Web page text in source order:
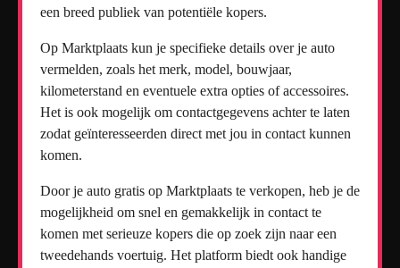
een breed publiek van potentiële kopers.
Op Marktplaats kun je specifieke details over je auto
vermelden, zoals het merk, model, bouwjaar,
kilometerstand en eventuele extra opties of accessoires.
Het is ook mogelijk om contactgegevens achter te laten
zodat geïnteresseerden direct met jou in contact kunnen
komen.
Door je auto gratis op Marktplaats te verkopen, heb je de
mogelijkheid om snel en gemakkelijk in contact te
komen met serieuze kopers die op zoek zijn naar een
tweedehands voertuig. Het platform biedt ook handige